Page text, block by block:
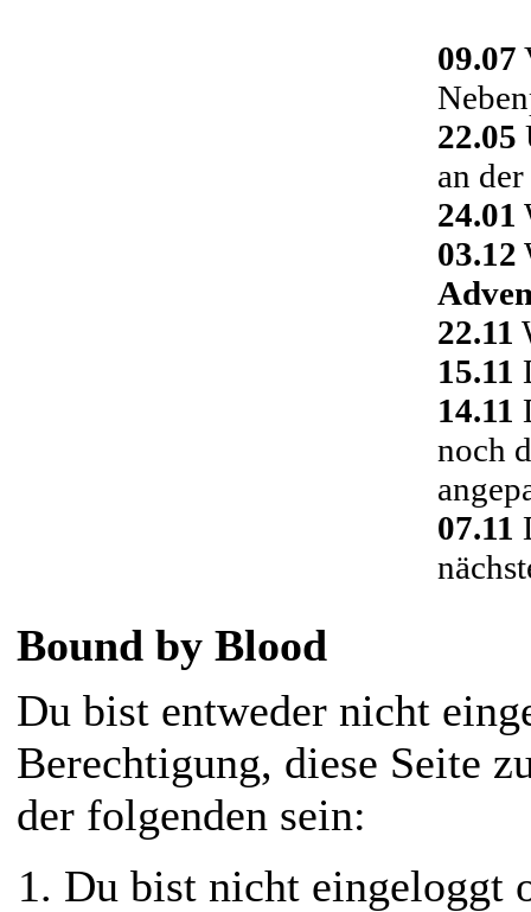
09.07
22.05
an
24.01
03.12
22.11
15.11
14.11
noch
07.11
Bound by Blood
Du bist entweder nicht
Berechtigung, diese Seite
der folgenden sein:
Du bist nicht eingeloggt